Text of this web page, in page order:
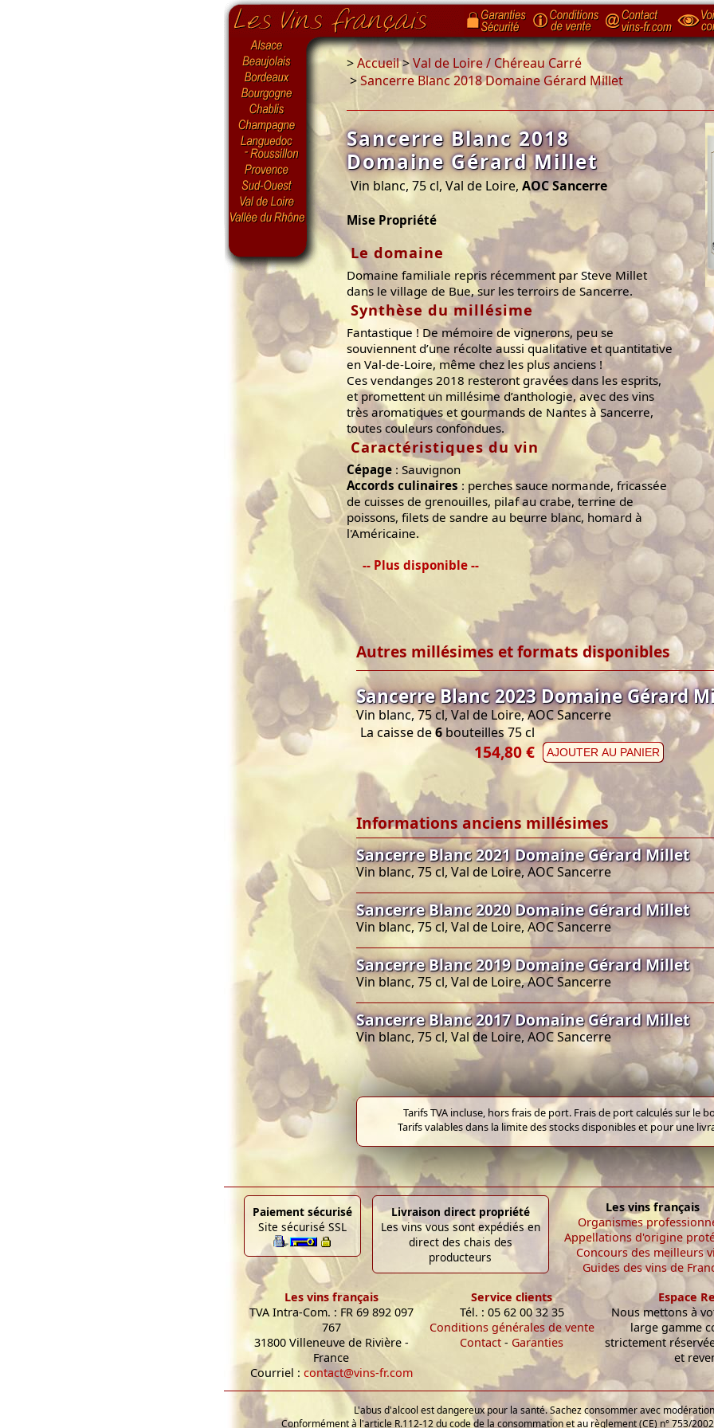
>Accueil>Val de Loire / Chéreau Carré
>Sancerre Blanc 2018 Domaine Gérard Millet
Sancerre Blanc 2018
Domaine Gérard Millet
Vin blanc, 75 cl, Val de Loire, AOC Sancerre
Mise Propriété
Le domaine
Domaine familiale repris récemment par Steve Millet
dans le village de Bue, sur les terroirs de Sancerre.
Synthèse du millésime
Fantastique ! De mémoire de vignerons, peu se
souviennent d’une récolte aussi qualitative et quantitative
en Val-de-Loire, même chez les plus anciens !
Ces vendanges 2018 resteront gravées dans les esprits,
et promettent un millésime d’anthologie, avec des vins
très aromatiques et gourmands de Nantes à Sancerre,
toutes couleurs confondues.
Caractéristiques du vin
Cépage : Sauvignon
Accords culinaires : perches sauce normande, fricassée
de cuisses de grenouilles, pilaf au crabe, terrine de
poissons, filets de sandre au beurre blanc, homard à
l'Américaine.
-- Plus disponible --
Autres millésimes et formats disponibles
Sancerre Blanc 2023 Domaine Gérard
Vin blanc, 75 cl, Val de Loire, AOC Sancerre
La caisse de6 bouteilles 75 cl
154,80 € AJOUTER AU PANIER
Informations anciens millésimes
Sancerre Blanc 2021 Domaine Gérard Millet
Vin blanc, 75 cl, Val de Loire, AOC Sancerre
Sancerre Blanc 2020 Domaine Gérard Millet
Vin blanc, 75 cl, Val de Loire, AOC Sancerre
Sancerre Blanc 2019 Domaine Gérard Millet
Vin blanc, 75 cl, Val de Loire, AOC Sancerre
Sancerre Blanc 2017 Domaine Gérard Millet
Vin blanc, 75 cl, Val de Loire, AOC Sancerre
Tarifs TVA incluse, hors frais de port. Frais de port calculés sur le
Tarifs valables dans la limite des stocks disponibles et pour une
Paiement sécurisé
Site sécurisé SSL
Livraison direct propriété
Les vins vous sont expédiés en
direct des chais des
producteurs
Les vins français
Organismes
Appellations d'origine
Concours des meilleurs
Guides des vins de
Les vins français
TVA Intra-Com. : FR 69 892 097
767
31800 Villeneuve de Rivière -
France
Courriel : contact@vins-fr.com
Service clients
Tél. : 05 62 00 32 35
Conditions générales de vente
Contact - Garanties
Espace
Nous mettons à
large gamme
strictement
et
L'abus d'alcool est dangereux pour la santé. Sachez consommer avec
Conformément à l'article R.112-12 du code de la consommation et au règlement (CE) n° 753/